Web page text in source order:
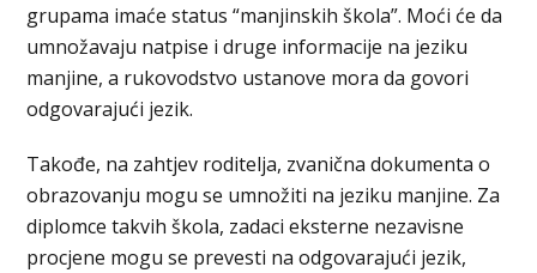
grupama imaće status “manjinskih škola”. Moći će da
umnožavaju natpise i druge informacije na jeziku
manjine, a rukovodstvo ustanove mora da govori
odgovarajući jezik.
Takođe, na zahtjev roditelja, zvanična dokumenta o
obrazovanju mogu se umnožiti na jeziku manjine. Za
diplomce takvih škola, zadaci eksterne nezavisne
procjene mogu se prevesti na odgovarajući jezik,